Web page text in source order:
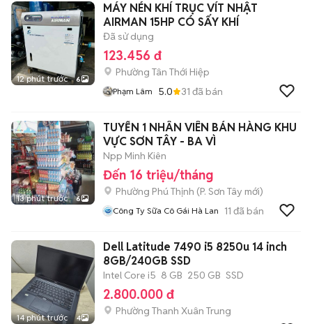
12 phút trước 6
MÁY NÉN KHÍ TRỤC VÍT NHẬT
AIRMAN 15HP CÓ SẤY KHÍ
Đã sử dụng
123.456 đ
Phường Tân Thới Hiệp
Phạm Lâm 5.0 31 đã bán
13 phút trước 6
TUYỂN 1 NHÂN VIÊN BÁN HÀNG KHU
VỰC SƠN TÂY - BA VÌ
Npp Minh Kiên
Đến 16 triệu/tháng
Phường Phú Thịnh (P. Sơn Tây mới)
Công Ty Sữa Cô Gái Hà Lan 11 đã bán
14 phút trước 4
Dell Latitude 7490 i5 8250u 14 inch
8GB/240GB SSD
Intel Core i5 8 GB 250 GB SSD
2.800.000 đ
Phường Thanh Xuân Trung